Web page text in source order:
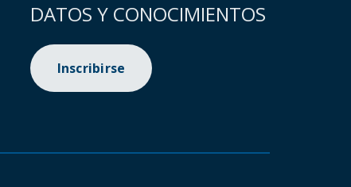
DATOS Y CONOCIMIENTOS
Inscribirse